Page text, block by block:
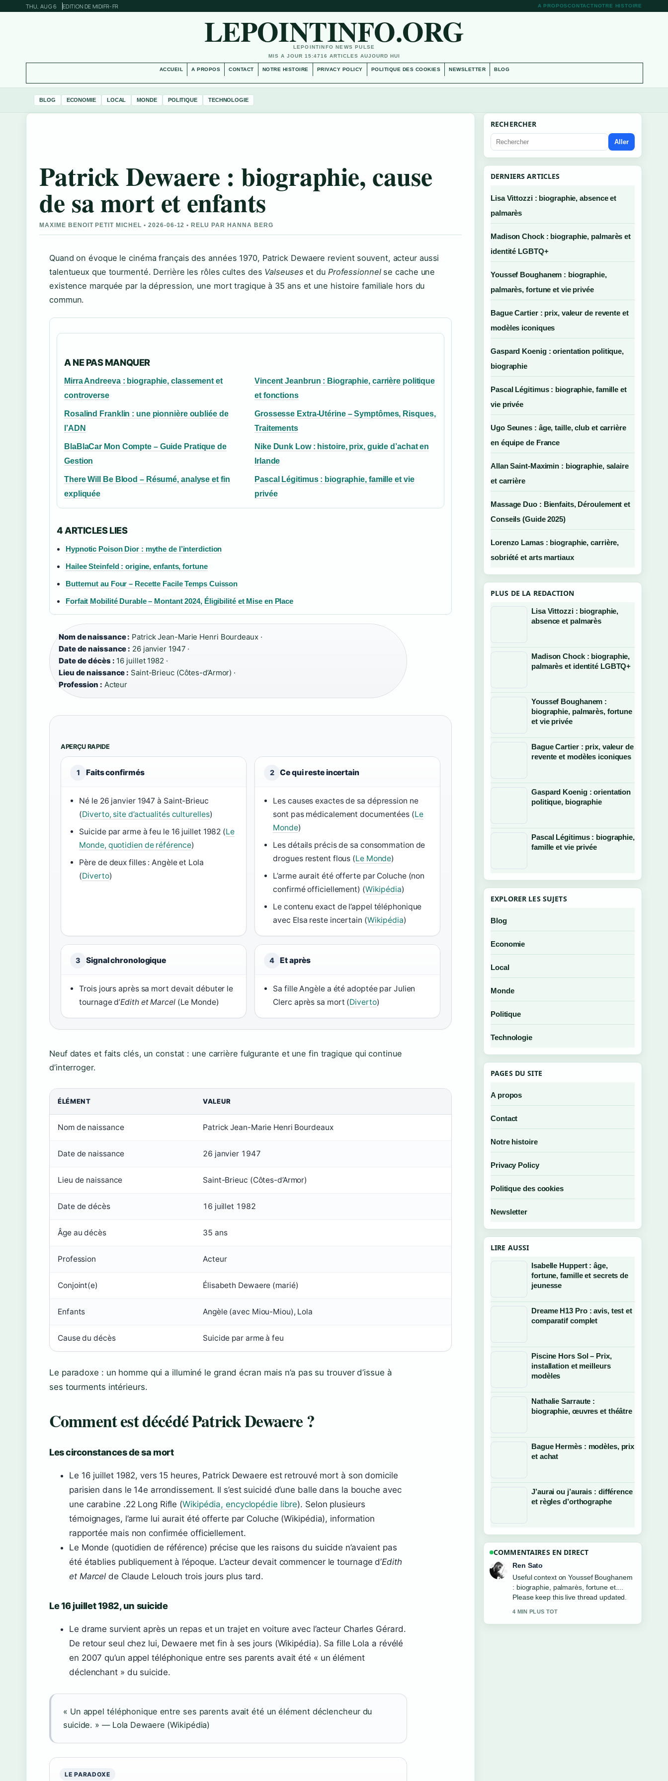
THU, AUG 6 EDITION DE MIDIFR-FR A PROPOSCONTACTNOTRE HISTOIRE
LEPOINTINFO.ORG
LEPOINTINFO NEWS PULSE
MIS A JOUR 15:4716 ARTICLES AUJOURD HUI
ACCUEIL A PROPOS CONTACT NOTRE HISTOIRE PRIVACY POLICY POLITIQUE DES COOKIES NEWSLETTER BLOG
BLOG ECONOMIE LOCAL MONDE POLITIQUE TECHNOLOGIE
Patrick Dewaere : biographie, cause
de sa mort et enfants
MAXIME BENOIT PETIT MICHEL • 2026-06-12 • RELU PAR HANNA BERG
Quand on évoque le cinéma français des années 1970, Patrick Dewaere revient souvent, acteur aussi
talentueux que tourmenté. Derrière les rôles cultes des Valseuses et du Professionnelse cache une
existence marquée par la dépression, une mort tragique à 35 ans et une histoire familiale hors du
commun.
A NE PAS MANQUER
Mirra Andreeva : biographie, classement et
controverse
Vincent Jeanbrun : Biographie, carrière politique
et fonctions
Rosalind Franklin : une pionnière oubliée de
l’ADN
Grossesse Extra-Utérine – Symptômes, Risques,
Traitements
BlaBlaCar Mon Compte – Guide Pratique de
Gestion
Nike Dunk Low : histoire, prix, guide d’achat en
Irlande
There Will Be Blood – Résumé, analyse et fin
expliquée
Pascal Légitimus : biographie, famille et vie
privée
4 ARTICLES LIES
Hypnotic Poison Dior : mythe de l’interdiction
Hailee Steinfeld : origine, enfants, fortune
Butternut au Four – Recette Facile Temps Cuisson
Forfait Mobilité Durable – Montant 2024, Éligibilité et Mise en Place
Nom de naissance : Patrick Jean-Marie Henri Bourdeaux ·
Date de naissance : 26 janvier 1947 ·
Date de décès : 16 juillet 1982 ·
Lieu de naissance : Saint-Brieuc (Côtes-d’Armor) ·
Profession : Acteur
APERÇU RAPIDE
1 Faits confirmés
Né le 26 janvier 1947 à Saint-Brieuc
(Diverto, site d’actualités culturelles)
Suicide par arme à feu le 16 juillet 1982 (Le
Monde, quotidien de référence)
Père de deux filles : Angèle et Lola
(Diverto)
2 Ce qui reste incertain
Les causes exactes de sa dépression ne
sont pas médicalement documentées (Le
Monde)
Les détails précis de sa consommation de
drogues restent flous (Le Monde)
L’arme aurait été offerte par Coluche (non
confirmé officiellement) (Wikipédia)
Le contenu exact de l’appel téléphonique
avec Elsa reste incertain (Wikipédia)
3 Signal chronologique
Trois jours après sa mort devait débuter le
tournage d’Edith et Marcel(Le Monde)
4 Et après
Sa fille Angèle a été adoptée par Julien
Clerc après sa mort (Diverto)
Neuf dates et faits clés, un constat : une carrière fulgurante et une fin tragique qui continue
d’interroger.
ÉLÉMENT VALEUR
Nom de naissance Patrick Jean-Marie Henri Bourdeaux
Date de naissance 26 janvier 1947
Lieu de naissance Saint-Brieuc (Côtes-d’Armor)
Date de décès 16 juillet 1982
Âge au décès 35 ans
Profession Acteur
Conjoint(e) Élisabeth Dewaere (marié)
Enfants Angèle (avec Miou-Miou), Lola
Cause du décès Suicide par arme à feu
Le paradoxe : un homme qui a illuminé le grand écran mais n’a pas su trouver d’issue à
ses tourments intérieurs.
Comment est décédé Patrick Dewaere ?
Les circonstances de sa mort
Le 16 juillet 1982, vers 15 heures, Patrick Dewaere est retrouvé mort à son domicile
parisien dans le 14e arrondissement. Il s’est suicidé d’une balle dans la bouche avec
une carabine .22 Long Rifle (Wikipédia, encyclopédie libre). Selon plusieurs
témoignages, l’arme lui aurait été offerte par Coluche (Wikipédia), information
rapportée mais non confirmée officiellement.
Le Monde (quotidien de référence) précise que les raisons du suicide n’avaient pas
été établies publiquement à l’époque. L’acteur devait commencer le tournage d’Edith
et Marcel de Claude Lelouch trois jours plus tard.
Le 16 juillet 1982, un suicide
Le drame survient après un repas et un trajet en voiture avec l’acteur Charles Gérard.
De retour seul chez lui, Dewaere met fin à ses jours (Wikipédia). Sa fille Lola a révélé
en 2007 qu’un appel téléphonique entre ses parents avait été « un élément
déclenchant » du suicide.
« Un appel téléphonique entre ses parents avait été un élément déclencheur du
suicide. » — Lola Dewaere (Wikipédia)
LE PARADOXE
RECHERCHER
Aller
DERNIERS ARTICLES
Lisa Vittozzi : biographie, absence et
palmarès
Madison Chock : biographie, palmarès et
identité LGBTQ+
Youssef Boughanem : biographie,
palmarès, fortune et vie privée
Bague Cartier : prix, valeur de revente et
modèles iconiques
Gaspard Koenig : orientation politique,
biographie
Pascal Légitimus : biographie, famille et
vie privée
Ugo Seunes : âge, taille, club et carrière
en équipe de France
Allan Saint-Maximin : biographie, salaire
et carrière
Massage Duo : Bienfaits, Déroulement et
Conseils (Guide 2025)
Lorenzo Lamas : biographie, carrière,
sobriété et arts martiaux
PLUS DE LA REDACTION
Lisa Vittozzi : biographie,
absence et palmarès
Madison Chock : biographie,
palmarès et identité LGBTQ+
Youssef Boughanem :
biographie, palmarès, fortune
et vie privée
Bague Cartier : prix, valeur de
revente et modèles iconiques
Gaspard Koenig : orientation
politique, biographie
Pascal Légitimus : biographie,
famille et vie privée
EXPLORER LES SUJETS
Blog
Economie
Local
Monde
Politique
Technologie
PAGES DU SITE
A propos
Contact
Notre histoire
Privacy Policy
Politique des cookies
Newsletter
LIRE AUSSI
Isabelle Huppert : âge,
fortune, famille et secrets de
jeunesse
Dreame H13 Pro : avis, test et
comparatif complet
Piscine Hors Sol – Prix,
installation et meilleurs
modèles
Nathalie Sarraute :
biographie, œuvres et théâtre
Bague Hermès : modèles, prix
et achat
J’aurai ou j’aurais : différence
et règles d’orthographe
COMMENTAIRES EN DIRECT
Emma Karlsson
The reporting on Lisa Vittozzi :
biographie, absence et palmarès feels
solid and very easy to follow.
6 MIN PLUS TOT